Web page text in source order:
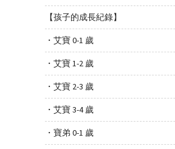
【孩子的成長紀錄】
・艾寶 0-1 歲
・艾寶 1-2 歲
・艾寶 2-3 歲
・艾寶 3-4 歲
・寶弟 0-1 歲